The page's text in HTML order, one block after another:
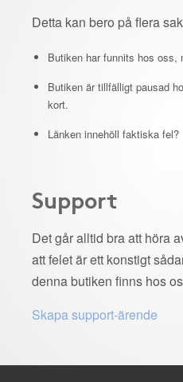
Detta kan bero på flera
Butiken har funnits hos oss,
Butiken är tillfälligt pausad
kort.
Länken innehöll faktiska fel?
Support
Det går alltid bra att höra
att felet är ett konstigt
denna butiken finns hos
Skapa support-ärende